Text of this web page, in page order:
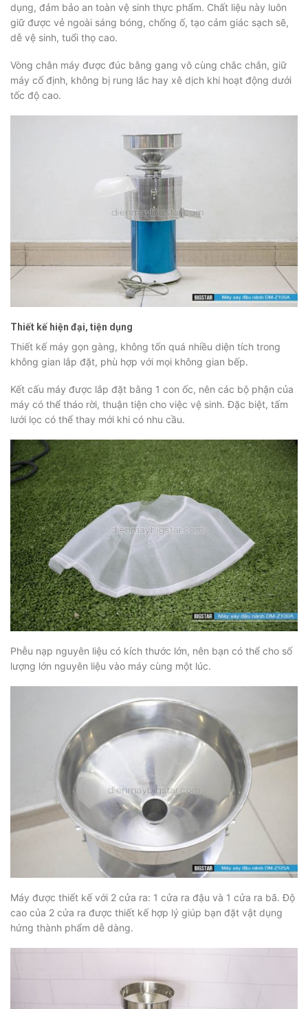
dụng, đảm bảo an toàn vệ sinh thực phẩm. Chất liệu này luôn
giữ được vẻ ngoài sáng bóng, chống ố, tạo cảm giác sạch sẽ,
dễ vệ sinh, tuổi thọ cao.
Vòng chân máy được đúc bằng gang vô cùng chắc chắn, giữ
máy cố định, không bị rung lắc hay xê dịch khi hoạt động dưới
tốc độ cao.
Thiết kế hiện đại, tiện dụng
Thiết kế máy gọn gàng, không tốn quá nhiều diện tích trong
không gian lắp đặt, phù hợp với mọi không gian bếp.
Kết cấu máy được lắp đặt bằng 1 con ốc, nên các bộ phận của
máy có thể tháo rời, thuận tiện cho việc vệ sinh. Đặc biệt, tấm
lưới lọc có thể thay mới khi có nhu cầu.
Phễu nạp nguyên liệu có kích thước lớn, nên bạn có thể cho số
lượng lớn nguyên liệu vào máy cùng một lúc.
Máy được thiết kế với 2 cửa ra: 1 cửa ra đậu và 1 cửa ra bã. Độ
cao của 2 cửa ra được thiết kế hợp lý giúp bạn đặt vật dụng
hứng thành phẩm dễ dàng.